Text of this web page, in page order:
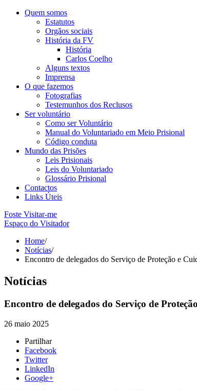
Quem somos
Estatutos
Orgãos sociais
História da FV
História
Carlos Coelho
Alguns textos
Imprensa
O que fazemos
Fotografias
Testemunhos dos Reclusos
Ser voluntário
Como ser Voluntário
Manual do Voluntariado em Meio Prisional
Código conduta
Mundo das Prisões
Leis Prisionais
Leis do Voluntariado
Glossário Prisional
Contactos
Links Úteis
Foste Visitar-me
Espaço do Visitador
Home/
Notícias/
Encontro de delegados do Serviço de Proteção e
Notícias
Encontro de delegados do Serviço de
26 maio 2025
Partilhar
Facebook
Twitter
LinkedIn
Google+